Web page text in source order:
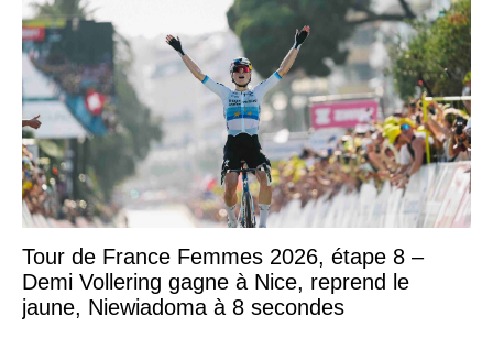
Tour de France Femmes 2026, étape 8 –
Demi Vollering gagne à Nice, reprend le
jaune, Niewiadoma à 8 secondes